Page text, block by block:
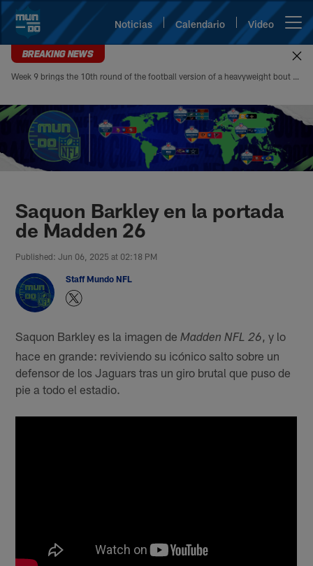
Skip
to
main
content
Noticias Calendario Video
BREAKING NEWS
Week 9 brings the 10th round of the football version of a heavyweight bout between Patrick Mahomes and Josh Allen. Mahomes’ 5-4 head-to-head record looks modest at first glance, but it paints an incomplete picture of how lopsided this matchup of the league’s best quarterbacks has been. Allen is 4-1
Mundo NFL | Sitio oficial de la
Saquon Barkley en la portada
de Madden 26
Published: Jun 06, 2025 at 02:18 PM
Staff Mundo NFL
Saquon Barkley es la imagen deMadden NFL 26, y lo
hace en grande: reviviendo su icónico salto sobre un
defensor de los Jaguars tras un giro brutal que puso de
pie a todo el estadio.